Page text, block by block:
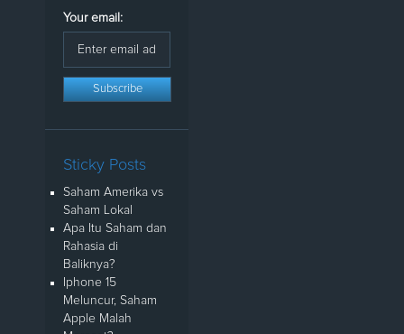
Your email:
Sticky Posts
Saham Amerika vs
Saham Lokal
Apa Itu Saham dan
Rahasia di
Baliknya?
Iphone 15
Meluncur, Saham
Apple Malah